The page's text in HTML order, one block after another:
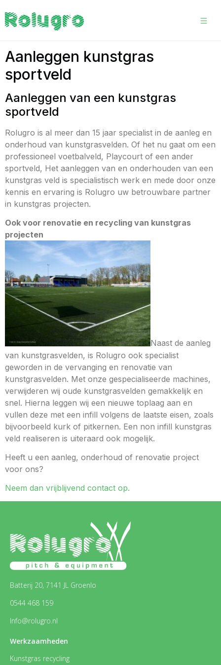
Aanleggen kunstgras
sportveld
Aanleggen van een kunstgras
sportveld
Rolugro is al meer dan 15 jaar specialist in de aanleg en
onderhoud van kunstgrasvelden. Of het nu gaat om een
professioneel voetbalveld, Playcourt of een ander
sportveld, Het aanleggen van en onderhouden van een
kunstgras veld is specialistisch werk en mede door onze
kennis en ervaring is Rolugro uw betrouwbare partner
in kunstgras projecten.
Ook voor renovatie en recycling van kunstgras
projecten
Naast de aanleg
van kunstgrasvelden, is Rolugro ook specialist
geworden in de vervanging en renovatie van
kunstgrasvelden. Met onze gespecialiseerde machines,
verwijderen wij oude kunstgrasvelden gemakkelijk en
snel. Hierna leggen wij een nieuwe toplaag aan en
vullen deze met een infill volgens de laatste eisen, zoals
bijvoorbeeld kurk of pitkernen. Een non infill kunstgras
veld realiseren is uiteraard ook mogelijk.
Heeft u een aanleg, onderhoud of renovatie project
voor ons?
Neem dan vrijblijvend contact op.
Batterij 20, 7141 JL Groenlo
0544 468 159
Info@rolugro.nl
Werkzaamheden
Kunstgras recycling